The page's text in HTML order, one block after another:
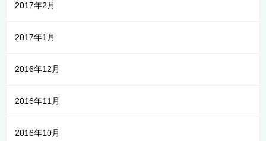
2017年2月
2017年1月
2016年12月
2016年11月
2016年10月